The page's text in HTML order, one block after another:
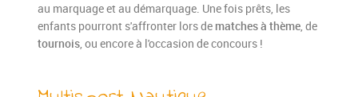
au marquage et au démarquage. Une fois prêts, les
enfants pourront s'affronter lors de matches à thème, de
tournois, ou encore à l'occasion de concours !